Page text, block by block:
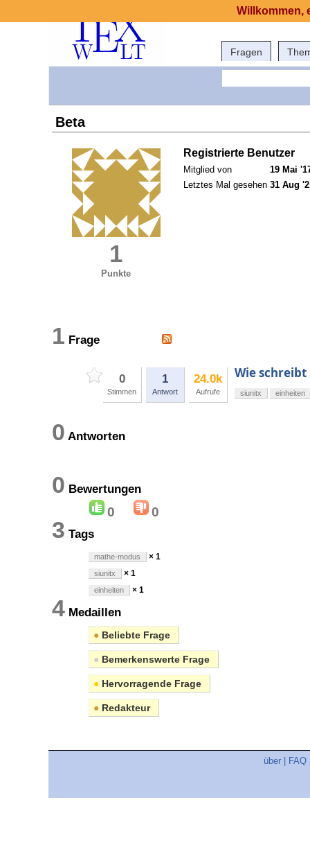
Fragen
Beta
1
Punkte
Registrierte Benutzer
Mitglied von
19 Mai
Letztes Mal gesehen 31 Aug
1 Frage
0
Stimmen
1
Antwort
24.0k
Aufrufe
Wie schreibt
siunitx einheiten
0 Antworten
0 Bewertungen
0 0
3 Tags
mathe-modus × 1
siunitx × 1
einheiten × 1
4 Medaillen
● Beliebte Frage
● Bemerkenswerte Frage
● Hervorragende Frage
● Redakteur
über FAQ
Willkommen,